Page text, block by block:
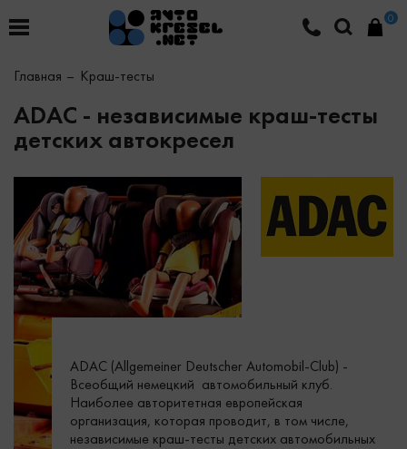
0
Главная Краш-тесты
ADAC - независимые краш-тесты
детских автокресел
ADAC (Allgemeiner Deutscher Automobil-Club) -
Всеобщий немецкий автомобильный клуб.
Наиболее авторитетная европейская
организация, которая проводит, в том числе,
независимые краш-тесты детских автомобильных